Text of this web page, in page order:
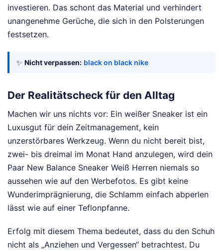
investieren. Das schont das Material und verhindert
unangenehme Gerüche, die sich in den Polsterungen
festsetzen.
✨ Nicht verpassen: black on black nike
Der Realitätscheck für den Alltag
Machen wir uns nichts vor: Ein weißer Sneaker ist ein
Luxusgut für dein Zeitmanagement, kein
unzerstörbares Werkzeug. Wenn du nicht bereit bist,
zwei- bis dreimal im Monat Hand anzulegen, wird dein
Paar New Balance Sneaker Weiß Herren niemals so
aussehen wie auf den Werbefotos. Es gibt keine
Wunderimprägnierung, die Schlamm einfach abperlen
lässt wie auf einer Teflonpfanne.
Erfolg mit diesem Thema bedeutet, dass du den Schuh
nicht als „Anziehen und Vergessen“ betrachtest. Du